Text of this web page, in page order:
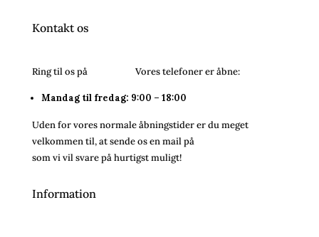
Kontakt os
Ring til os på Vores telefoner er åbne:
Mandag til fredag: 9:00 – 18:00
Uden for vores normale åbningstider er du meget
velkommen til, at sende os en mail på
som vi vil svare på hurtigst muligt!
Information